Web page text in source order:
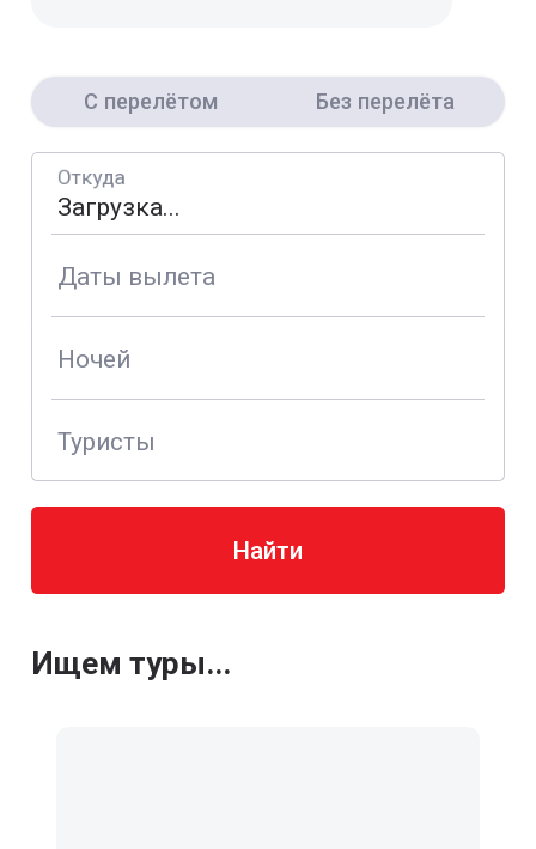
С перелётом Без перелёта
Откуда
Даты вылета
Ночей
Туристы
Найти
Ищем туры...